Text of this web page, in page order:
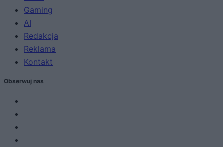
Gaming
AI
Redakcja
Reklama
Kontakt
Obserwuj nas